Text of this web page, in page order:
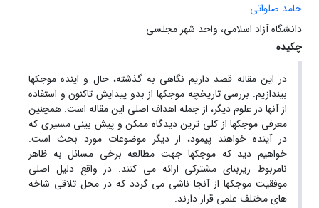
حامد صلواتی
دانشگاه آزاد اسلامی، واحد شهر مجلسی
چکیده
در این مقاله قصد داریم نگاهی به گذشته، حال و اینده موجکها
بیندازیم. بررسی تاریخچه موجکها از بدو پیدایش تاکنون و استفاده
از آنها در علوم دیگر، از جمله اهداف اصلی این مقاله است. همچنین
معرفی موجکها از کلی ترین دیدگاه ممکن و پیش بینی مسیری که
در آینده خواهند پیمود، از دیگر موضوعات مورد بحث است.
خواهیم دید که موجکها جهت مطالعه برخی مسائل به ظاهر
نامربوط زیربنای مشترکی ارائه می کنند. در واقع دلیل اصلی
موفقیت موجکها از آنجا ناشی می گردد که در محل تلاقی شاخه
های مختلف علمی قرار دارند.